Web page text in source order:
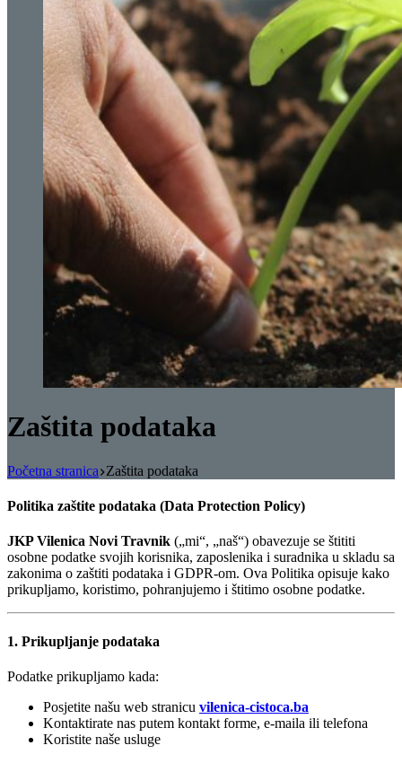
Zaštita podataka
Početna stranica Zaštita podataka
Politika zaštite podataka (Data Protection Policy)
JKP Vilenica Novi Travnik („mi“, „naš“) obavezuje se štititi
osobne podatke svojih korisnika, zaposlenika i suradnika u skladu sa
zakonima o zaštiti podataka i GDPR-om. Ova Politika opisuje kako
prikupljamo, koristimo, pohranjujemo i štitimo osobne podatke.
1. Prikupljanje podataka
Podatke prikupljamo kada:
Posjetite našu web stranicu vilenica-cistoca.ba
Kontaktirate nas putem kontakt forme, e-maila ili telefona
Koristite naše usluge